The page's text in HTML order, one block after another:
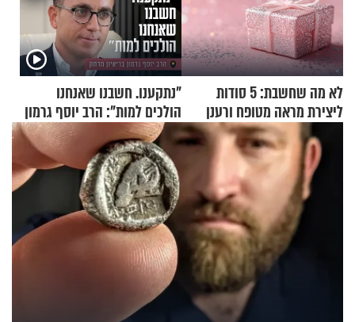
לא מה שחשבת: 5 סודות
ליצירת מראה מטופח ורענן
"נתקענו. חשבנו שאנחנו
הולכים למות": הרב יוסף גרמון
בריאיון מרתק